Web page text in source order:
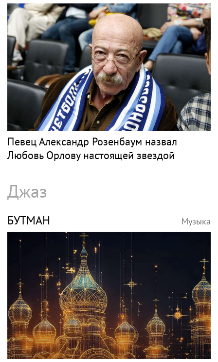
Певец Александр Розенбаум назвал
Любовь Орлову настоящей звездой
Джаз
БУТМАН Музыка